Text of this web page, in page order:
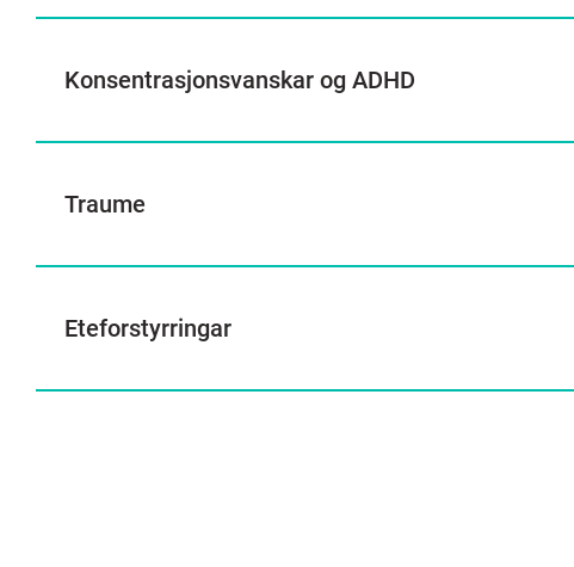
Konsentrasjonsvanskar og ADHD
Traume
Eteforstyrringar